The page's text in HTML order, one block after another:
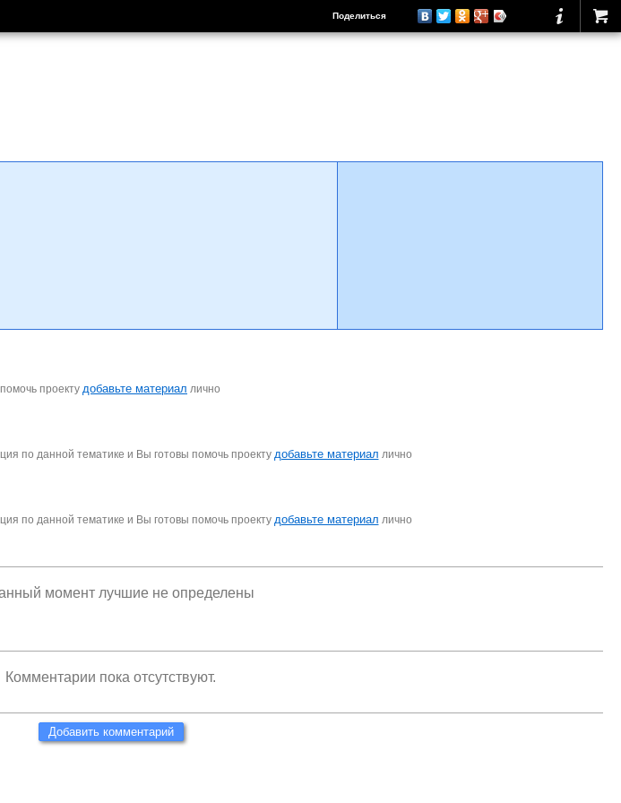
Поделиться
проекту добавьте материал лично
по данной тематике и Вы готовы помочь проекту добавьте материал лично
по данной тематике и Вы готовы помочь проекту добавьте материал лично
момент лучшие не определены
Комментарии пока отсутствуют.
Добавить комментарий